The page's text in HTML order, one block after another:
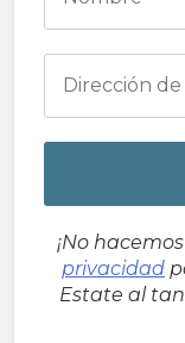
¡No
privacidad
Estate al